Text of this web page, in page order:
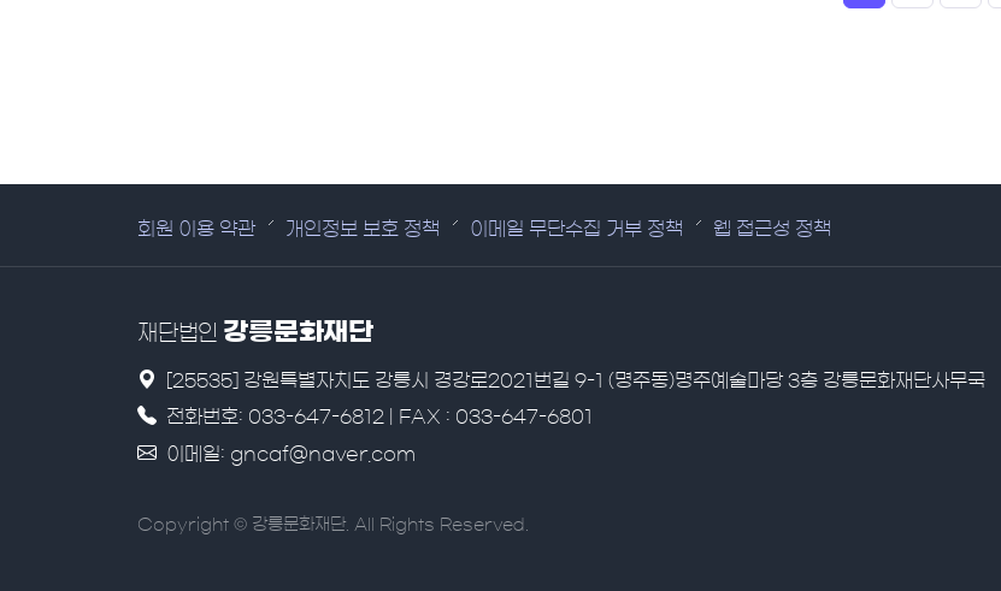
회원 이용 약관 개인정보 보호 정책 이메일 무단수집 거부 정책 웹 접근성 정책
재단법인 강릉문화재단
[25535] 강원특별자치도 강릉시 경강로2021번길 9-1 (명주동)명주예술마당 3층 강릉문화재단사무국
전화번호: 033-647-6812 | FAX : 033-647-6801
이메일: gncaf@naver.com
Copyright © 강릉문화재단. All Rights Reserved.